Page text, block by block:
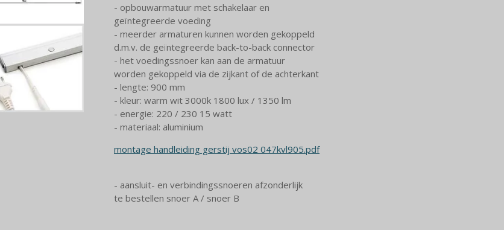
- opbouwarmatuur met schakelaar en
geïntegreerde voeding
- meerder armaturen kunnen worden gekoppeld
d.m.v. de geïntegreerde back-to-back connector
- het voedingssnoer kan aan de armatuur
worden gekoppeld via de zijkant of de achterkant
- lengte: 900 mm
- kleur: warm wit 3000k 1800 lux / 1350 lm
- energie: 220 / 230 15 watt
- materiaal: aluminium
montage handleiding gerstij vos02 047kvl905.pdf
- aansluit- en verbindingssnoeren afzonderlijk
te bestellen snoer A / snoer B